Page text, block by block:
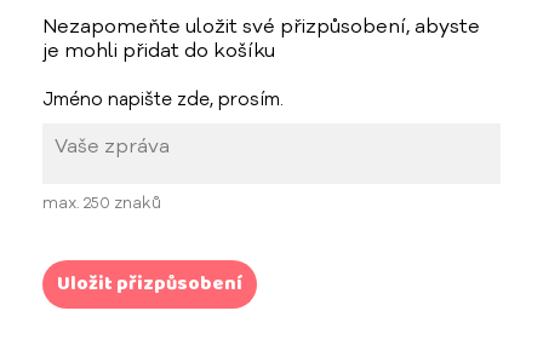
Nezapomeňte uložit své přizpůsobení, abyste
je mohli přidat do košíku
Jméno napište zde, prosím.
max. 250 znaků
Uložit přizpůsobení